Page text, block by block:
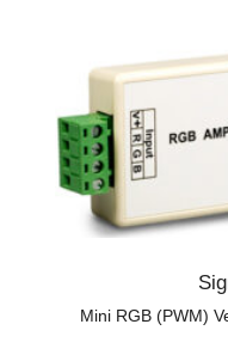
Mini RGB (PWM)